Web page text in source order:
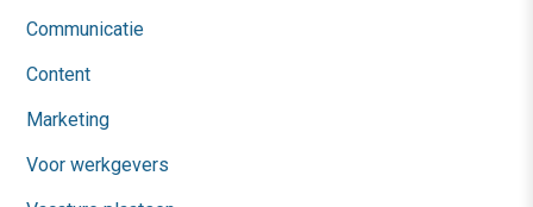
Communicatie
Content
Marketing
Voor werkgevers